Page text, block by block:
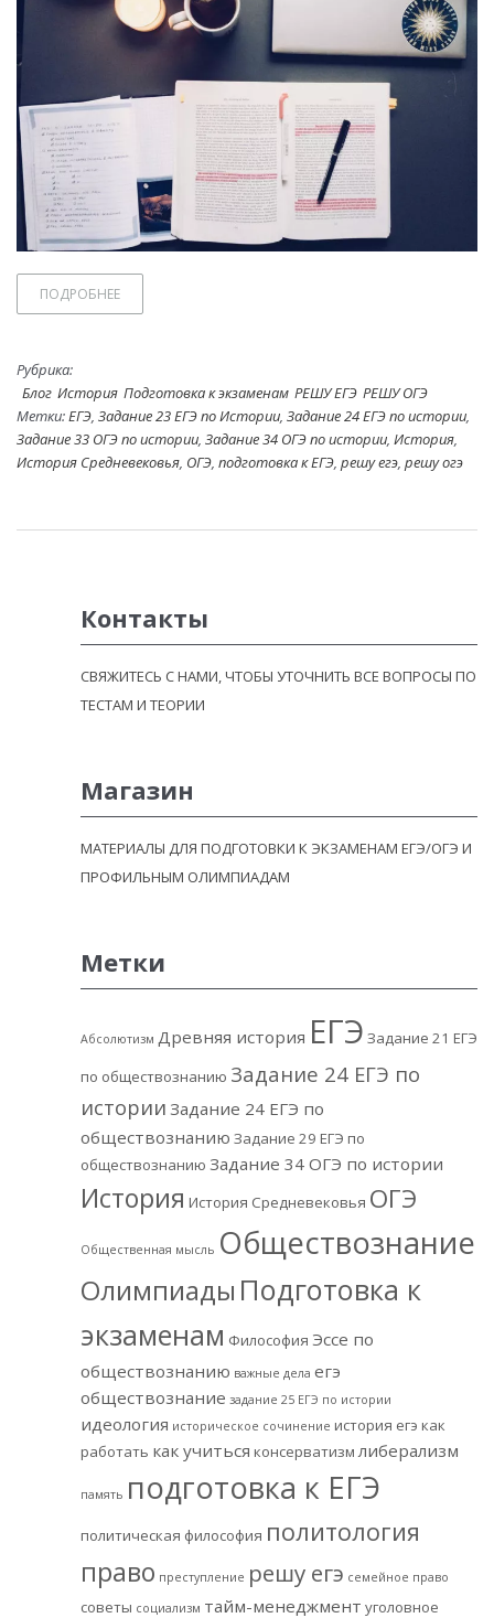
ПОДРОБНЕЕ
Рубрика:
Блог История Подготовка к экзаменам РЕШУ ЕГЭ РЕШУ ОГЭ
Метки:ЕГЭ, Задание 23 ЕГЭ по Истории, Задание 24 ЕГЭ по истории,
Задание 33 ОГЭ по истории, Задание 34 ОГЭ по истории, История,
История Средневековья, ОГЭ, подготовка к ЕГЭ, решу егэ, решу огэ
Контакты
СВЯЖИТЕСЬ С НАМИ, ЧТОБЫ УТОЧНИТЬ ВСЕ ВОПРОСЫ ПО
ТЕСТАМ И ТЕОРИИ
Магазин
МАТЕРИАЛЫ ДЛЯ ПОДГОТОВКИ К ЭКЗАМЕНАМ ЕГЭ/ОГЭ И
ПРОФИЛЬНЫМ ОЛИМПИАДАМ
Метки
Абсолютизм Древняя история ЕГЭ Задание 21 ЕГЭ
по обществознанию Задание 24 ЕГЭ по
истории Задание 24 ЕГЭ по
обществознанию Задание 29 ЕГЭ по
обществознанию Задание 34 ОГЭ по истории
История История Средневековья ОГЭ
Общественная мысль Обществознание
Олимпиады Подготовка к
экзаменам Философия Эссе по
обществознанию важные дела егэ
обществознание задание 25 ЕГЭ по истории
идеология историческое сочинение история егэ как
работать как учиться консерватизм либерализм
память подготовка к ЕГЭ
политическая философия политология
право преступление решу егэ семейное право
советы социализм тайм-менеджмент уголовное